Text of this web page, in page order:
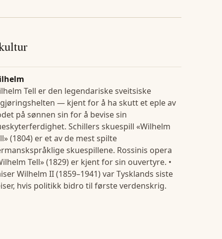
Tell er den legendariske sveitsiske
— kjent for å ha skutt et eple av
på sønnen sin for å bevise sin
Schillers skuespill «Wilhelm
(1804) er et av de mest spilte
skuespillene. Rossinis opera
Tell» (1829) er kjent for sin ouvertyre. •
Wilhelm II (1859–1941) var Tysklands siste
hvis politikk bidro til første verdenskrig.